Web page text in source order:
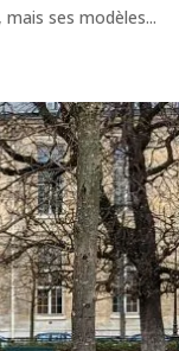
ses modèles...